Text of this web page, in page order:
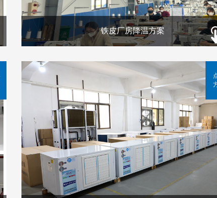
铁皮厂房降温方案